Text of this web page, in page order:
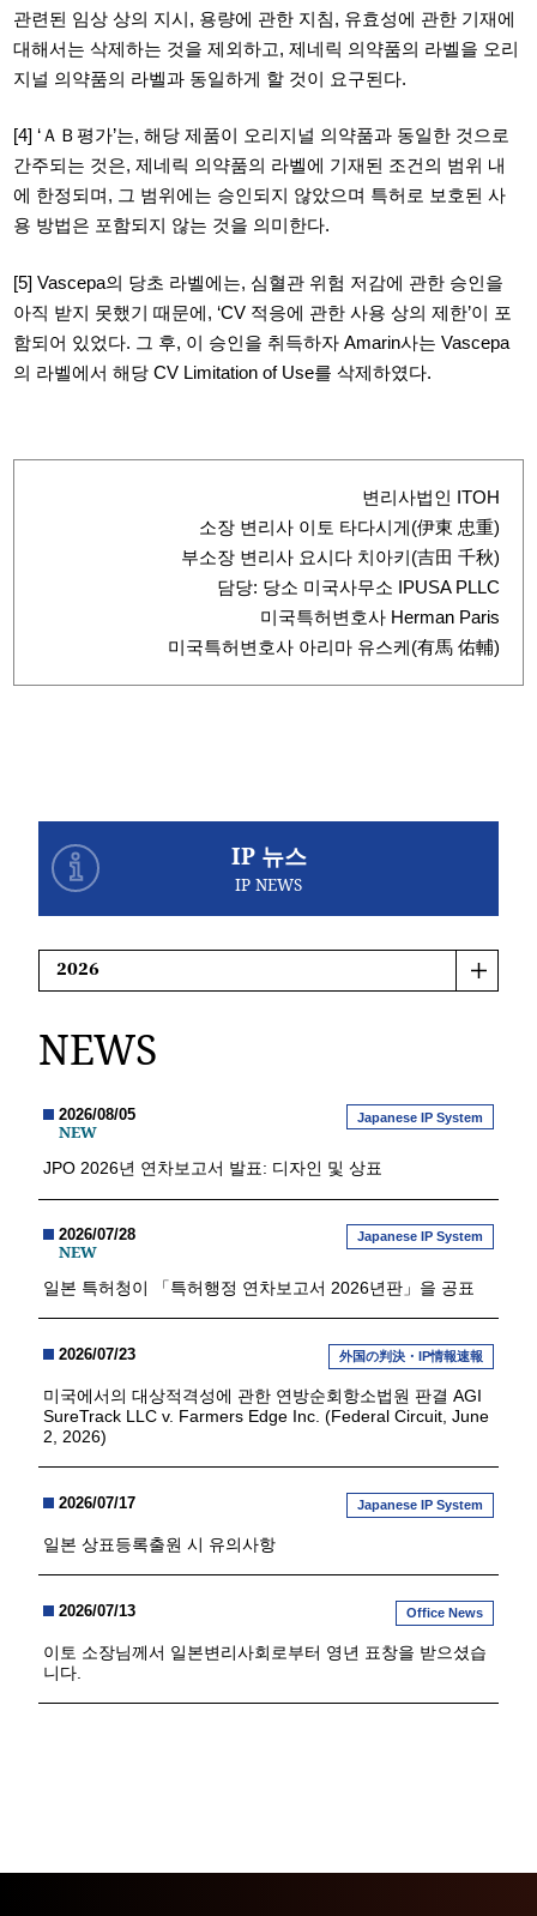
관련된 임상 상의 지시, 용량에 관한 지침, 유효성에 관한 기재에
대해서는 삭제하는 것을 제외하고,제네릭 의약품의 라벨을 오리
지널 의약품의 라벨과 동일하게 할 것이 요구된다.
[4] ‘ＡＢ평가’는,해당 제품이 오리지널 의약품과 동일한 것으로
간주되는 것은,제네릭 의약품의 라벨에 기재된 조건의 범위 내
에 한정되며, 그 범위에는 승인되지 않았으며 특허로 보호된 사
용 방법은 포함되지 않는 것을 의미한다.
[5] Vascepa의 당초 라벨에는, 심혈관 위험 저감에 관한 승인을
아직 받지 못했기 때문에, ‘CV 적응에 관한 사용 상의 제한’이 포
함되어 있었다. 그 후, 이 승인을 취득하자Amarin사는 Vascepa
의 라벨에서 해당 CV Limitation of Use를 삭제하였다.
변리사법인 ITOH
소장 변리사 이토 타다시게(伊東 忠重)
부소장 변리사 요시다 치아키(吉田 千秋)
담당: 당소 미국사무소 IPUSA PLLC
미국특허변호사 Herman Paris
미국특허변호사 아리마 유스케(有馬 佑輔)
IP 뉴스
IP NEWS
NEWS
2026/08/05
NEW
Japanese IP System
JPO 2026년 연차보고서 발표: 디자인 및 상표
2026/07/28
NEW
Japanese IP System
일본 특허청이 「특허행정 연차보고서 2026년판」을 공표
2026/07/23 外国の判決・IP情報速報
미국에서의 대상적격성에 관한 연방순회항소법원 판결 AGI
SureTrack LLC v. Farmers Edge Inc. (Federal Circuit, June
2, 2026)
2026/07/17 Japanese IP System
일본 상표등록출원 시 유의사항
2026/07/13 Office News
이토 소장님께서 일본변리사회로부터 영년 표창을 받으셨습
니다.